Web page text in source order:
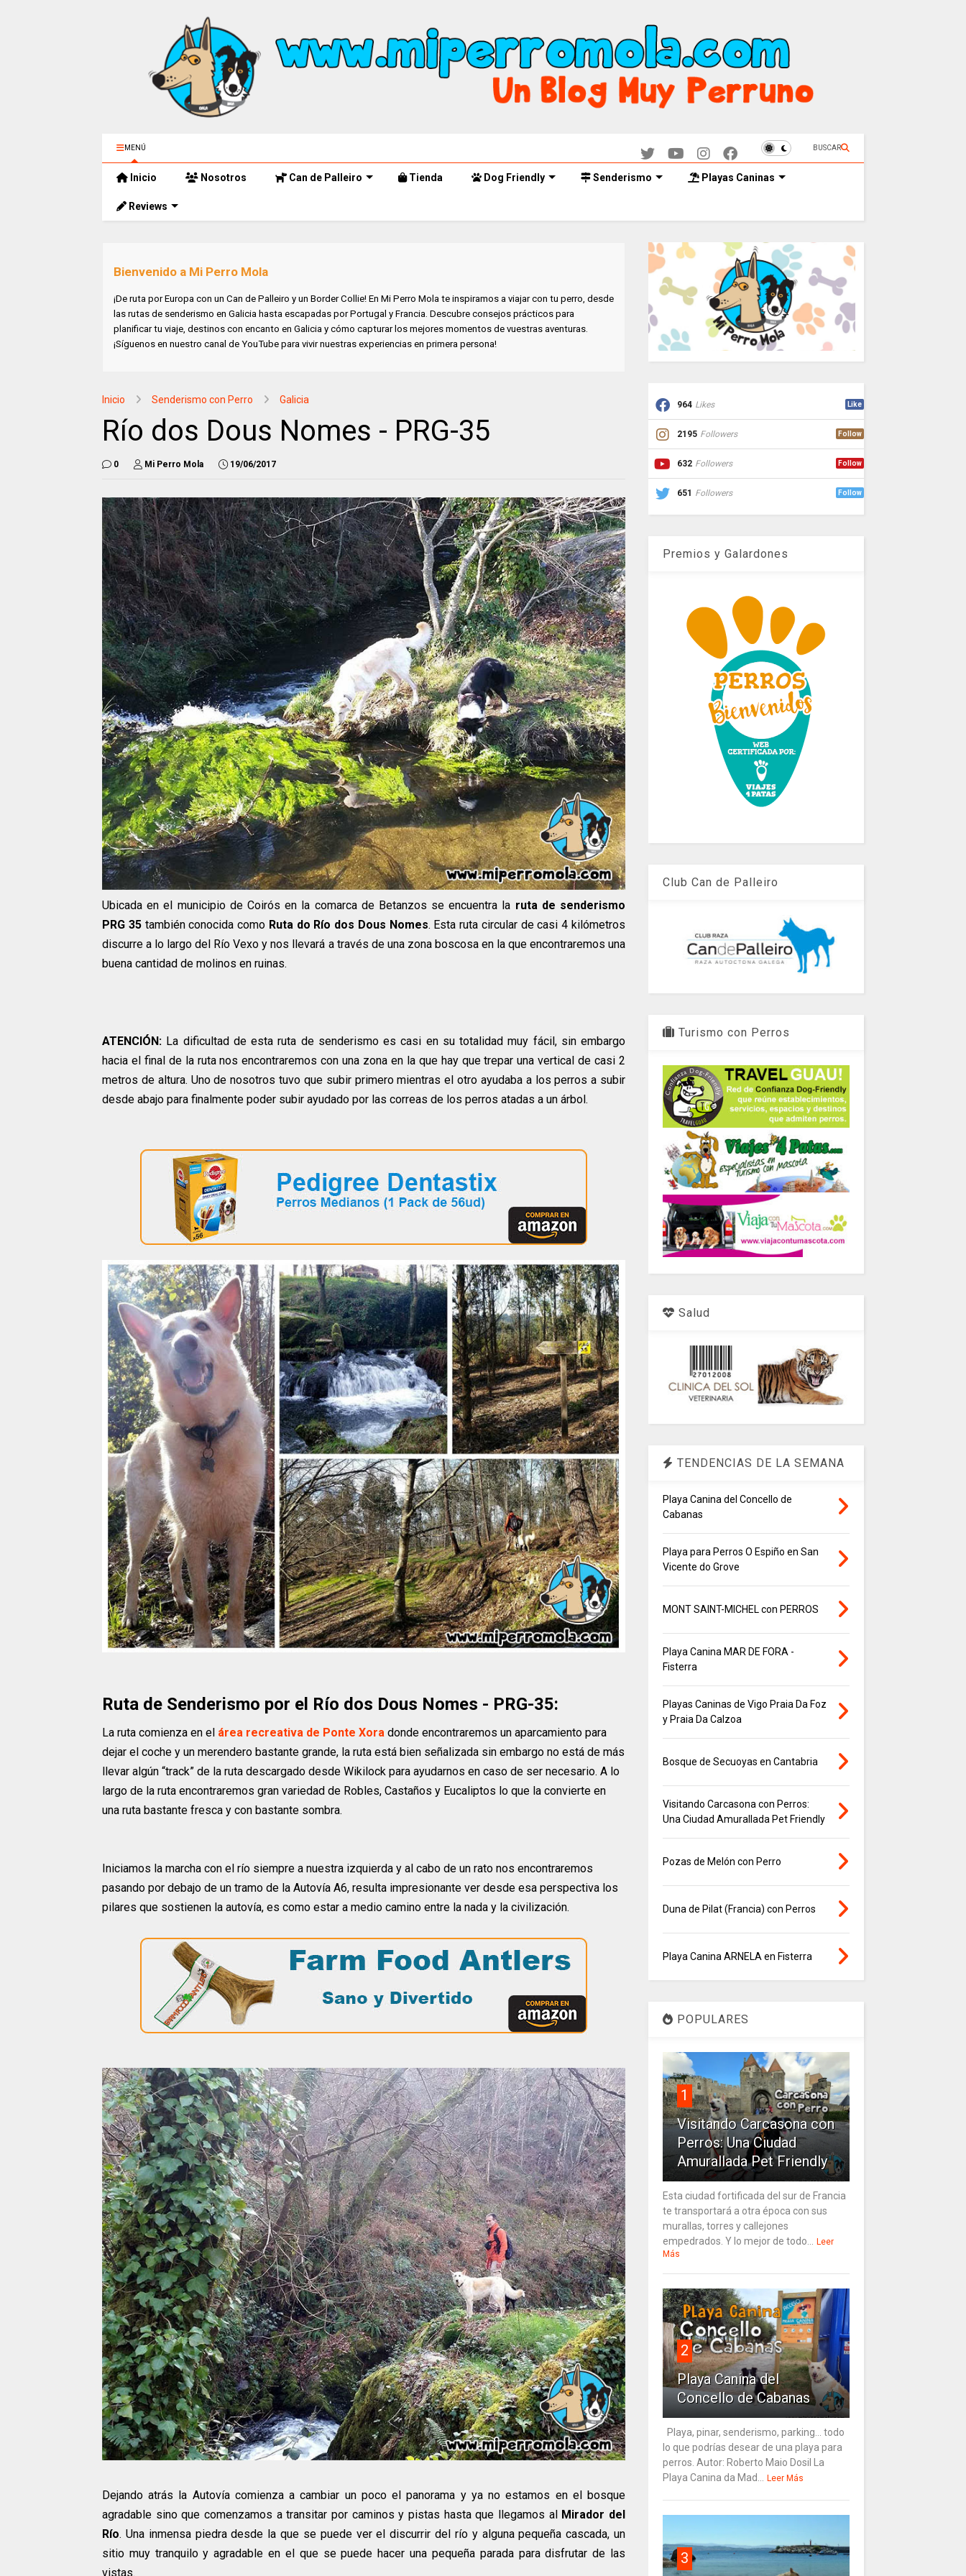
MENÚ BUSCAR
Inicio Nosotros Can de Palleiro Tienda Dog Friendly Senderismo Playas Caninas
Reviews
Bienvenido a Mi Perro Mola
¡De ruta por Europa con un Can de Palleiro y un Border Collie! En Mi Perro Mola te inspiramos a viajar con tu perro, desde
las rutas de senderismo en Galicia hasta escapadas por Portugal y Francia. Descubre consejos prácticos para
planificar tu viaje, destinos con encanto en Galicia y cómo capturar los mejores momentos de vuestras aventuras.
¡Síguenos en nuestro canal de YouTube para vivir nuestras experiencias en primera persona!
Inicio Senderismo con Perro Galicia
Río dos Dous Nomes - PRG-35
0 Mi Perro Mola 19/06/2017
Ubicada en el municipio de Coirós en la comarca de Betanzos se encuentra la ruta de senderismo
PRG 35también conocida como Ruta do Río dos Dous Nomes. Esta ruta circular de casi 4 kilómetros
discurre a lo largo del Río Vexo y nos llevará a través de una zona boscosa en la que encontraremos una
buena cantidad de molinos en ruinas.
ATENCIÓN: La dificultad de esta ruta de senderismo es casi en su totalidad muy fácil, sin embargo
hacia el final de la ruta nos encontraremos con una zona en la que hay que trepar una vertical de casi 2
metros de altura. Uno de nosotros tuvo que subir primero mientras el otro ayudaba a los perros a subir
desde abajo para finalmente poder subir ayudado por las correas de los perros atadas a un árbol.
Ruta de Senderismo por el Río dos Dous Nomes - PRG-35:
La ruta comienza en el área recreativa de Ponte Xora donde encontraremos un aparcamiento para
dejar el coche y un merendero bastante grande, la ruta está bien señalizada sin embargo no está de más
llevar algún “track” de la ruta descargado desde Wikilock para ayudarnos en caso de ser necesario. A lo
largo de la ruta encontraremos gran variedad de Robles, Castaños y Eucaliptos lo que la convierte en
una ruta bastante fresca y con bastante sombra.
Iniciamos la marcha con el río siempre a nuestra izquierda y al cabo de un rato nos encontraremos
pasando por debajo de un tramo de la Autovía A6, resulta impresionante ver desde esa perspectiva los
pilares que sostienen la autovía, es como estar a medio camino entre la nada y la civilización.
Dejando atrás la Autovía comienza a cambiar un poco el panorama y ya no estamos en el bosque
agradable sino que comenzamos a transitar por caminos y pistas hasta que llegamos al Mirador del
Río. Una inmensa piedra desde la que se puede ver el discurrir del río y alguna pequeña cascada, un
sitio muy tranquilo y agradable en el que se puede hacer una pequeña parada para disfrutar de las
vistas.
964 Likes Like
2195 Followers Follow
632 Followers Follow
651 Followers Follow
Premios y Galardones
Club Can de Palleiro
Turismo con Perros
Salud
TENDENCIAS DE LA SEMANA
Playa Canina del Concello de
Cabanas
Playa para Perros O Espiño en San
Vicente do Grove
MONT SAINT-MICHEL con PERROS
Playa Canina MAR DE FORA -
Fisterra
Playas Caninas de Vigo Praia Da Foz
y Praia Da Calzoa
Bosque de Secuoyas en Cantabria
Visitando Carcasona con Perros:
Una Ciudad Amurallada Pet Friendly
Pozas de Melón con Perro
Duna de Pilat (Francia) con Perros
Playa Canina ARNELA en Fisterra
POPULARES
1
Visitando Carcasona con
Perros: Una Ciudad
Amurallada Pet Friendly
Esta ciudad fortificada del sur de Francia
te transportará a otra época con sus
murallas, torres y callejones
empedrados. Y lo mejor de todo...
Leer
Más
2
Playa Canina del
Concello de Cabanas
Playa, pinar, senderismo, parking... todo
lo que podrías desear de una playa para
perros. Autor: Roberto Maio Dosil La
Playa Canina da Mad...
Leer Más
3